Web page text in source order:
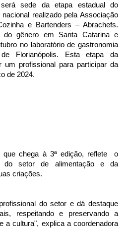
sede da etapa estadual do
realizado pela Associação
e Bartenders – Abrachefs.
gênero em Santa Catarina e
no laboratório de gastronomia
Florianópolis. Esta etapa da
um profissional para participar da
de 2024.
que chega à 3ª edição, reflete o
do setor de alimentação e da
criações.
do setor e dá destaque
respeitando e preservando a
a cultura", explica a coordenadora